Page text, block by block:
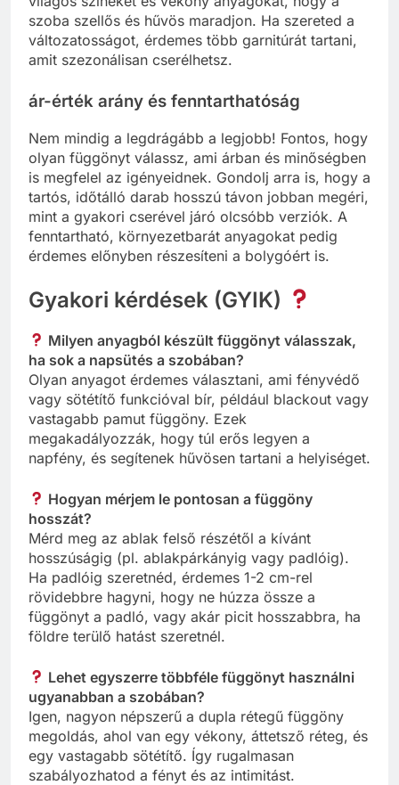
szoba szellős és hűvös maradjon. Ha szereted a
változatosságot, érdemes több garnitúrát tartani,
amit szezonálisan cserélhetsz.
ár-érték arány és fenntarthatóság
Nem mindig a legdrágább a legjobb! Fontos, hogy
olyan függönyt válassz, ami árban és minőségben
is megfelel az igényeidnek. Gondolj arra is, hogy a
tartós, időtálló darab hosszú távon jobban megéri,
mint a gyakori cserével járó olcsóbb verziók. A
fenntartható, környezetbarát anyagokat pedig
érdemes előnyben részesíteni a bolygóért is.
Gyakori kérdések (GYIK)
Milyen anyagból készült függönyt válasszak,
ha sok a napsütés a szobában?
Olyan anyagot érdemes választani, ami fényvédő
vagy sötétítő funkcióval bír, például blackout vagy
vastagabb pamut függöny. Ezek
megakadályozzák, hogy túl erős legyen a
napfény, és segítenek hűvösen tartani a helyiséget.
Hogyan mérjem le pontosan a függöny
hosszát?
Mérd meg az ablak felső részétől a kívánt
hosszúságig (pl. ablakpárkányig vagy padlóig).
Ha padlóig szeretnéd, érdemes 1-2 cm-rel
rövidebbre hagyni, hogy ne húzza össze a
függönyt a padló, vagy akár picit hosszabbra, ha
földre terülő hatást szeretnél.
Lehet egyszerre többféle függönyt használni
ugyanabban a szobában?
Igen, nagyon népszerű a dupla rétegű függöny
megoldás, ahol van egy vékony, áttetsző réteg, és
egy vastagabb sötétítő. Így rugalmasan
szabályozhatod a fényt és az intimitást.